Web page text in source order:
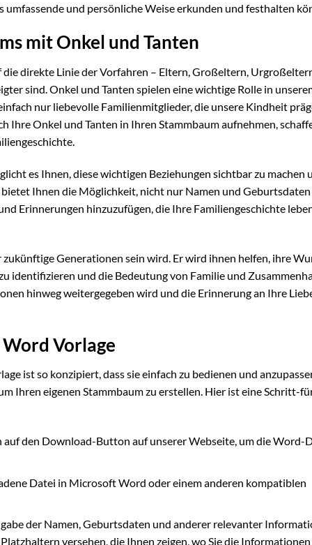
umfassende und persönliche Weise erkunden und festhalten
mit Onkel und Tanten
direkte Linie der Vorfahren – Eltern, Großeltern,
sind. Onkel und Tanten spielen eine wichtige Rolle in
nur liebevolle Familienmitglieder, die unsere Kindheit
Ihre Onkel und Tanten in Ihren Stammbaum aufnehmen,
es Ihnen, diese wichtigen Beziehungen sichtbar zu machen
Ihnen die Möglichkeit, nicht nur Namen und Geburtsdaten
Erinnerungen hinzuzufügen, die Ihre Familiengeschichte
Generationen sein wird. Er wird ihnen helfen, ihre
identifizieren und die Bedeutung von Familie und
hinweg weitergegeben wird und die Erinnerung an Ihre
Word Vorlage
ist so konzipiert, dass sie einfach zu bedienen und
Ihren eigenen Stammbaum zu erstellen. Hier ist eine Schritt-
auf den Download-Button auf unserer Webseite, um die Word-
Datei in Microsoft Word oder einem anderen kompatiblen
der Namen, Geburtsdaten und anderer relevanter
versehen, die Ihnen zeigen, wo Sie die Informationen